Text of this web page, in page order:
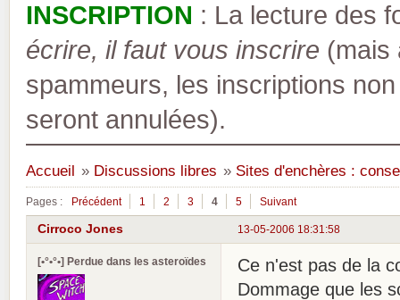
INSCRIPTION : La lecture des
écrire, il faut vous inscrire (mais
spammeurs, les inscriptions
seront annulées).
Accueil » Discussions libres » Sites d'enchères :
Pages : Précédent 1 2 3 4 5 Suivant
13-05-2006 18:31:58
Cirroco Jones
[•°•°•] Perdue dans les asteroïdes
Ce n'est pas de la
Dommage que les